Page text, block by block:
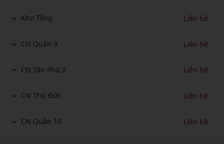
Kho Tổng Liên hệ
CN Quận 9 Liên hệ
CN Tân Phú 2 Liên hệ
CN Thủ Đức Liên hệ
CN Quận 10 Liên hệ